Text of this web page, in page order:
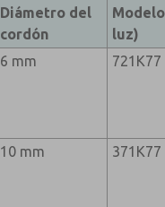
Diámetro del
cordón
luz)
6 mm 721K77
10 mm 371K77